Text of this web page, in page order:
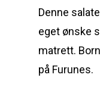
Denne
eget ønske
matrett.
på Furunes.